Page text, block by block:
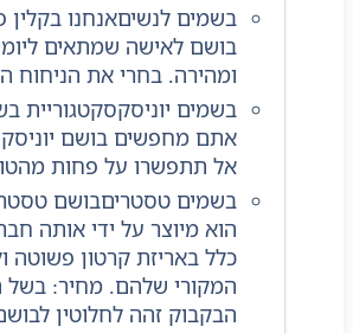
בשמים לנשיםאנחנו
בושם לאישה שמתאים
ומהירה. בחרי את הניחוח
בשמים יוניסקסקטגוריית
אתם מחפשים בושם
אל תתפשרו על פחות
בשמים טסטריםבושם
הוא מיוצר על ידי אותה
כלל באריזת קרטון פשוטה
המקורי שלהם. מחיר: בשל
הבקבוק זהה לחלוטין